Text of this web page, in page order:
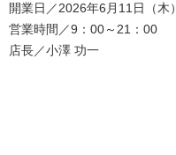
開業日／2026年6月11日（木）
営業時間／9：00～21：00
店長／小澤 功一